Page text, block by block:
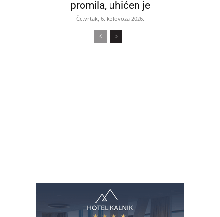
promila, uhićen je
Četvrtak, 6. kolovoza 2026.